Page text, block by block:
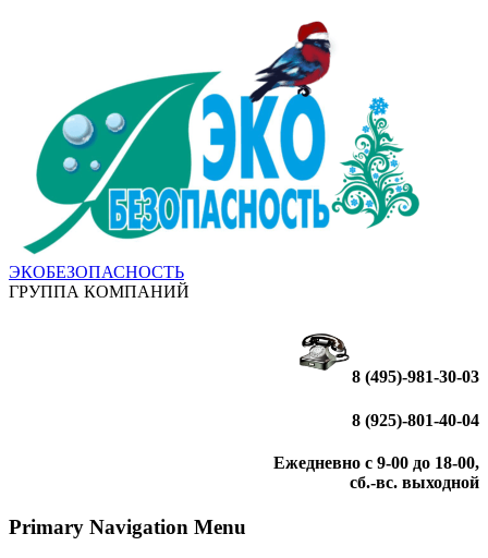
ЭКОБЕЗОПАСНОСТЬ
ГРУППА КОМПАНИЙ
8 (495)-981-30-03
8 (925)-801-40-04
Ежедневно с 9-00 до 18-00,
сб.-вс. выходной
Primary Navigation Menu